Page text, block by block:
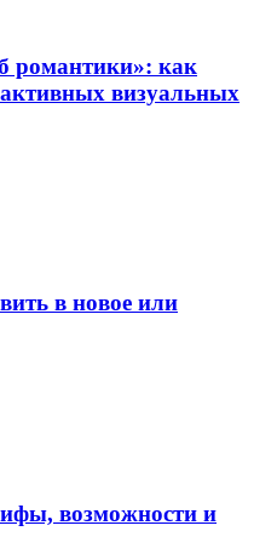
романтики»: как
визуальных
в новое или
возможности и